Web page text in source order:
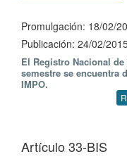
Promulgación: 18/02/
Publicación: 24/02/
El Registro Nacional
semestre se encuentra
IMPO.
Artículo 33-BIS